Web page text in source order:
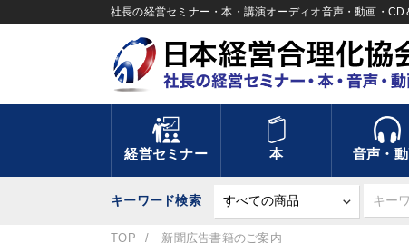
社長の経営セミナー・本・講演オーディオ音声・動画・
経営セミナー 本 音声・
キーワード検索
TOP 新聞広告書籍のご案内